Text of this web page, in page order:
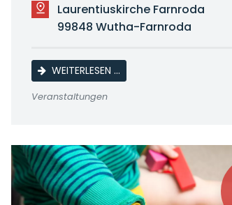
Laurentiuskirche Farnroda
99848 Wutha-Farnroda
WEITERLESEN …LAURENTIUSFEST
Veranstaltungen